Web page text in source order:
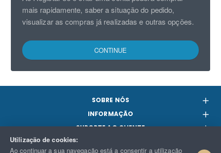
Utilização de cookies:
Ao continuar a sua navegação está a consentir a utilização
mais rapidamente, saber a situação do pedido,
visualizar as compras já realizadas e outras opções.
CONTINUE
SOBRE NÓS
INFORMAÇÃO
SUPORTE AO CLIENTE